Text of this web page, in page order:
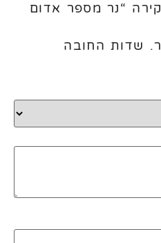
“נר מספר אדום
שדות החובה